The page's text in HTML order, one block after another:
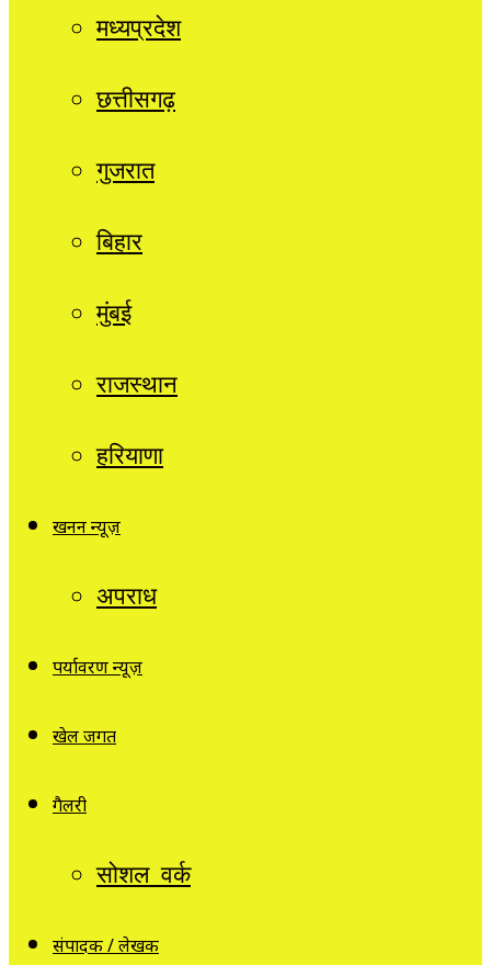
मध्यप्रदेश
छत्तीसगढ़
गुजरात
बिहार
मुंबई
राजस्थान
हरियाणा
खनन न्यूज़
अपराध
पर्यावरण न्यूज़
खेल जगत
गैलरी
सोशल वर्क
संपादक / लेखक